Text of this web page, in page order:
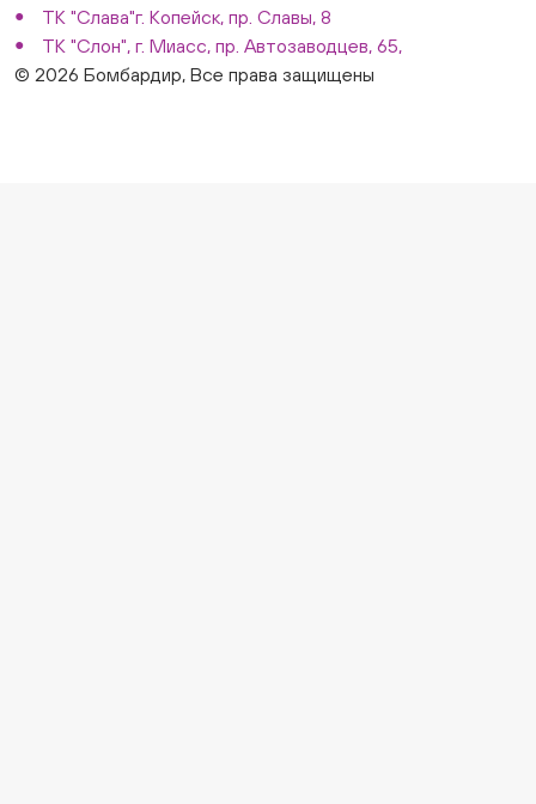
ТК "Слава"г. Копейск, пр. Славы, 8
ТК "Слон", г. Миасс, пр. Автозаводцев, 65,
© 2026 Бомбардир, Все права защищены